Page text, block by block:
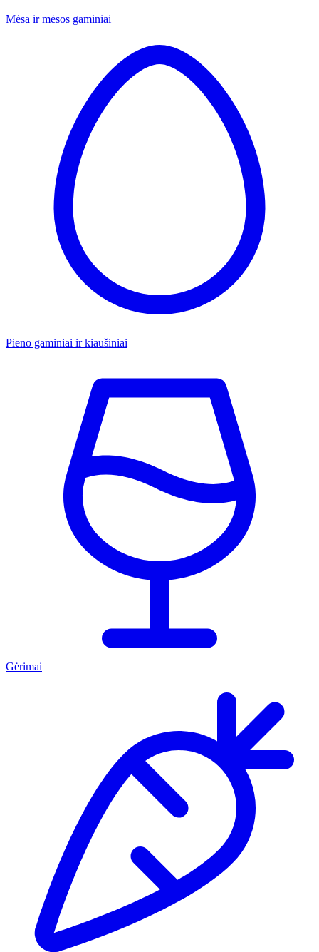
Mėsa ir mėsos gaminiai
Pieno gaminiai ir kiaušiniai
Gėrimai